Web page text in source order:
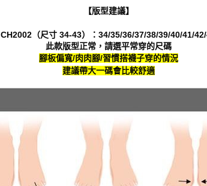
形，恩沛科技股份有限公司
動。
【版型建議】
CH2002（尺寸 34-43）：34/35/36/37/38/39/40/41/
此款版型正常，請選平常穿的尺碼
腳板偏寬/肉肉腳/習慣搭襪子穿的情況
建議帶大一碼會比較舒適